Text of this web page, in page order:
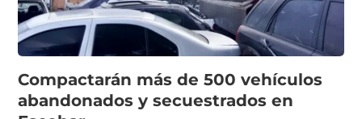
Compactarán más de 500 vehículos
abandonados y secuestrados en